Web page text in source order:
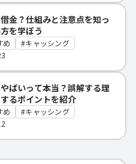
金？仕組みと注意点を知っ
を学ぼう
め
キャッシング
ばいって本当？誤解する理
るポイントを紹介
め
キャッシング